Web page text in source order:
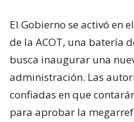
El Gobierno se activó en
de la ACOT, una batería
busca inaugurar una
administración. Las
confiadas en que
para aprobar la